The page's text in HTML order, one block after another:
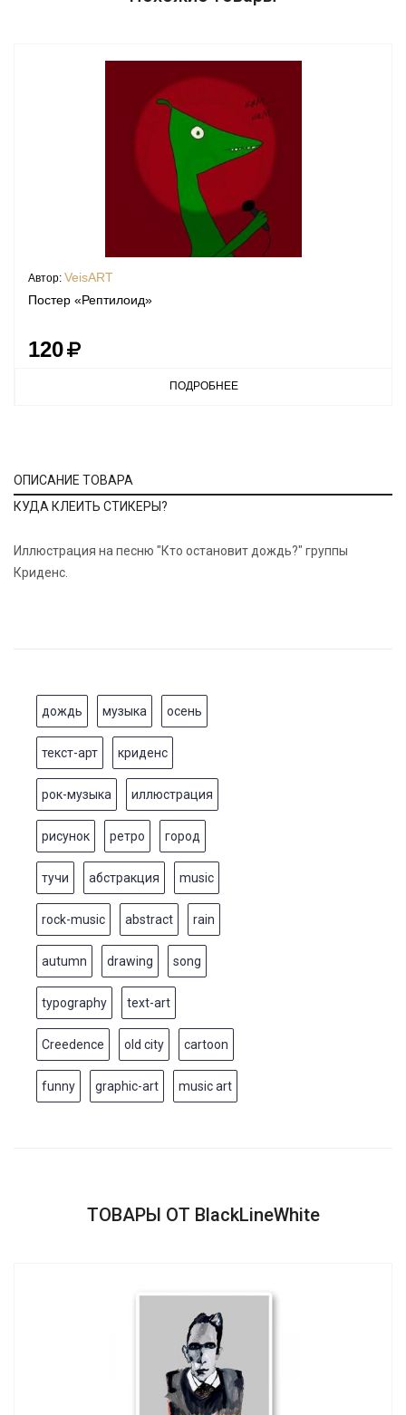
Автор: VeisART
Постер «Рептилоид»
120
ПОДРОБНЕЕ
ОПИСАНИЕ ТОВАРА
КУДА КЛЕИТЬ СТИКЕРЫ?
Иллюстрация на песню "Кто остановит дождь?" группы
Криденс.
дождь музыка осень
текст-арт криденс
рок-музыка иллюстрация
рисунок ретро город
тучи абстракция music
rock-music abstract rain
autumn drawing song
typography text-art
Creedence old city cartoon
funny graphic-art music art
ТОВАРЫ ОТ BlackLineWhite